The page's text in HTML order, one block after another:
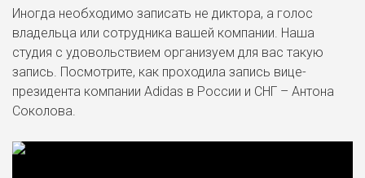
Иногда необходимо записать не диктора, а голос
владельца или сотрудника вашей компании. Наша
студия с удовольствием организуем для вас такую
запись. Посмотрите, как проходила запись вице-
президента компании Adidas в России и СНГ – Антона
Соколова.